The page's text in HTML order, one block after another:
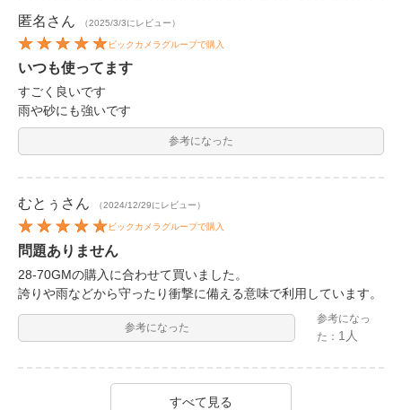
匿名 さん （2025/3/3にレビュー）
ビックカメラグループで購入
いつも使ってます
すごく良いです
雨や砂にも強いです
参考になった
むとぅ さん （2024/12/29にレビュー）
ビックカメラグループで購入
問題ありません
28-70GMの購入に合わせて買いました。
誇りや雨などから守ったり衝撃に備える意味で利用しています。
参考になった
参考になっ
た： 1人
すべて見る